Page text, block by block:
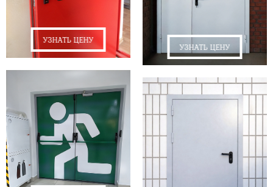
УЗНАТЬ ЦЕНУ
УЗНАТЬ ЦЕНУ